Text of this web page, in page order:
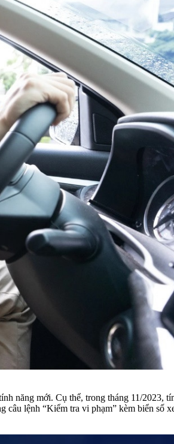
năng mới. Cụ thể, trong tháng 11/2023,
lệnh “Kiểm tra vi phạm” kèm biển số